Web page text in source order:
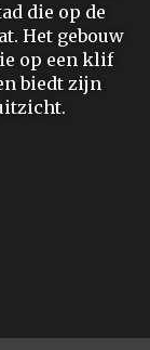
die op de
Het gebouw
op een klif
biedt zijn